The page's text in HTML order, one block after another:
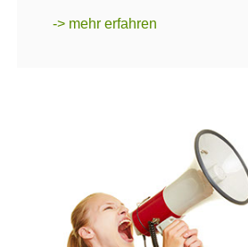
-> mehr erfahren